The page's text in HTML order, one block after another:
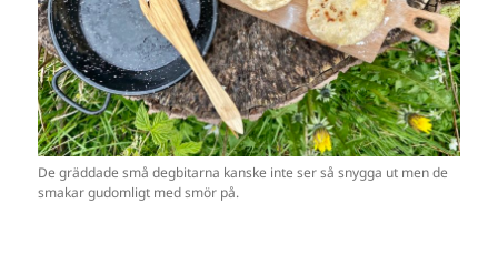
De gräddade små degbitarna kanske inte ser så snygga ut men de
smakar gudomligt med smör på.